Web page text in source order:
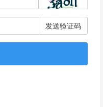
发送验证码